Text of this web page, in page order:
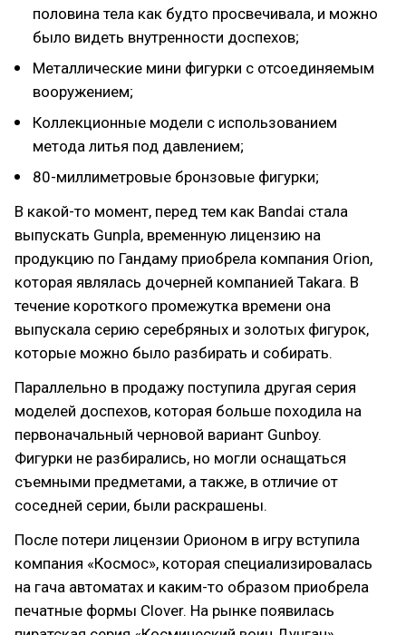
половина тела как будто просвечивала, и можно
было видеть внутренности доспехов;
Металлические мини фигурки с отсоединяемым
вооружением;
Коллекционные модели с использованием
метода литья под давлением;
80-миллиметровые бронзовые фигурки;
В какой-то момент, перед тем как Bandai стала
выпускать Gunpla, временную лицензию на
продукцию по Гандаму приобрела компания Orion,
которая являлась дочерней компанией Takara. В
течение короткого промежутка времени она
выпускала серию серебряных и золотых фигурок,
которые можно было разбирать и собирать.
Параллельно в продажу поступила другая серия
моделей доспехов, которая больше походила на
первоначальный черновой вариант Gunboy.
Фигурки не разбирались, но могли оснащаться
съемными предметами, а также, в отличие от
соседней серии, были раскрашены.
После потери лицензии Орионом в игру вступила
компания «Космос», которая специализировалась
на гача автоматах и каким-то образом приобрела
печатные формы Clover. На рынке появилась